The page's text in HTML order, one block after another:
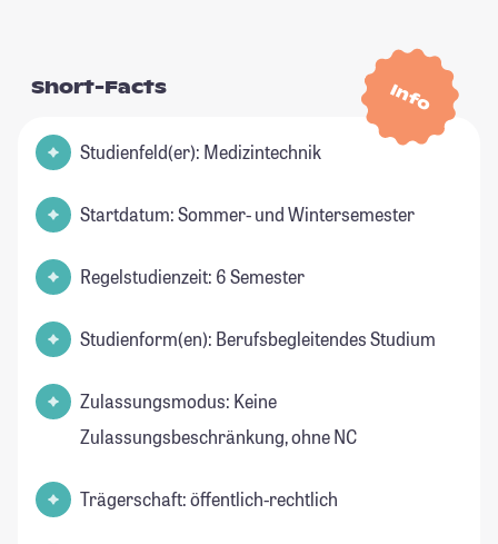
Info
Short-Facts
Studienfeld(er): Medizintechnik
Startdatum: Sommer- und Wintersemester
Regelstudienzeit: 6 Semester
Studienform(en): Berufsbegleitendes Studium
Zulassungsmodus: Keine
Zulassungsbeschränkung, ohne NC
Trägerschaft: öffentlich-rechtlich